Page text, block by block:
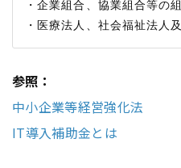
・企業組合、協業組合等の
参照：
中小企業等経営強化法
IT導入補助金とは